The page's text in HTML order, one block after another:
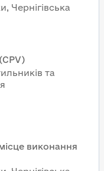
Чернігівська
та
виконання